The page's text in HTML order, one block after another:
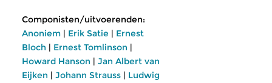
Componisten/uitvoerenden:
Anoniem | Erik Satie | Ernest
Bloch | Ernest Tomlinson |
Howard Hanson | Jan Albert van
Eijken | Johann Strauss | Ludwig